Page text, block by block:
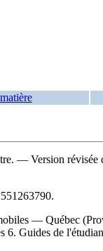
. — Version révisée
.
— Québec
Guides de